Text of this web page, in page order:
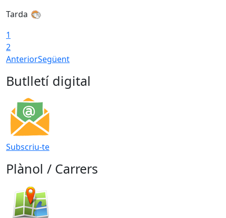
Tarda
1
2
AnteriorSegüent
Butlletí digital
Subscriu-te
Plànol / Carrers